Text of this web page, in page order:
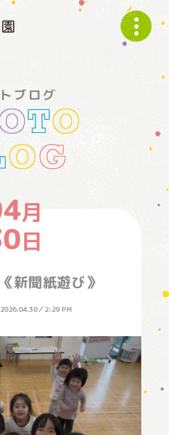
ブログ
TO
OG
月
日
新聞紙遊び》
2026.04.30／ 2:29 PM